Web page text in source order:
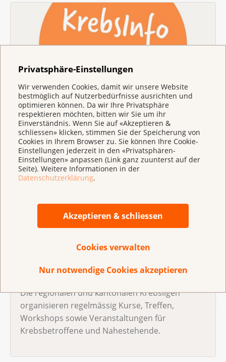
Privatsphäre-Einstellungen
Wir verwenden Cookies, damit wir unsere Website
bestmöglich auf Nutzerbedürfnisse ausrichten und
optimieren können. Da wir Ihre Privatsphäre
respektieren möchten, bitten wir Sie um ihr
Einverständnis. Wenn Sie auf «Akzeptieren &
schliessen» klicken, stimmen Sie der Speicherung von
Cookies in Ihrem Browser zu. Sie können Ihre Cookie-
Einstellungen jederzeit in den «Privatsphären-
Einstellungen» anpassen (Link ganz zuunterst auf der
Seite). Weitere Informationen in der
Datenschutzerklärung.
Akzeptieren & schliessen
Cookies verwalten
Nur notwendige Cookies akzeptieren
Beratung & Unterstützung
Haben Sie Fragen zu Krebs? Melden Sie sich bei
KrebsInfo oder lassen Sie sich von einer
kantonalen Krebsliga beraten.
Die regionalen und kantonalen Krebsligen
organisieren regelmässig Kurse, Treffen,
Workshops sowie Veranstaltungen für
Krebsbetroffene und Nahestehende.